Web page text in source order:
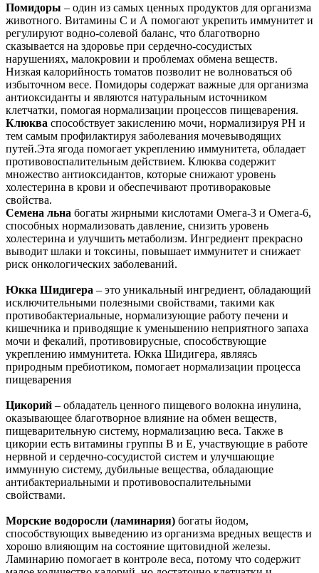
Помидоры – один из самых ценных продуктов для организма
животного. Витамины С и А помогают укрепить иммунитет и
регулируют водно-солевой баланс, что благотворно
сказывается на здоровье при сердечно-сосудистых
нарушениях, малокровии и проблемах обмена веществ.
Низкая калорийность томатов позволит не волноваться об
избыточном весе. Помидоры содержат важные для организма
антиоксиданты и являются натуральным источником
клетчатки, помогая нормализации процессов пищеварения.
Клюква способствует закислению мочи, нормализируя РН и
тем самым профилактируя заболевания мочевыводящих
путей.Эта ягода помогает укреплению иммунитета, обладает
противовоспалительным действием. Клюква содержит
множество антиоксидантов, которые снижают уровень
холестерина в крови и обеспечивают противораковые
свойства.
Семена льна богаты жирными кислотами Омега-3 и Омега-6,
способных нормализовать давление, снизить уровень
холестерина и улучшить метаболизм. Ингредиент прекрасно
выводит шлаки и токсины, повышает иммунитет и снижает
риск онкологических заболеваний.
Юкка Шидигера – это уникальный ингредиент, обладающий
исключительными полезными свойствами, такими как
противобактериальные, нормализующие работу печени и
кишечника и приводящие к уменьшению неприятного запаха
мочи и фекалий, противовирусные, способствующие
укреплению иммунитета. Юкка Шидигера, являясь
природным пребиотиком, помогает нормализации процесса
пищеварения
Цикорий – обладатель ценного пищевого волокна инулина,
оказывающее благотворное влияние на обмен веществ,
пищеварительную систему, нормализацию веса. Также в
цикории есть витамины группы В и Е, участвующие в работе
нервной и сердечно-сосудистой систем и улучшающие
иммунную систему, дубильные вещества, обладающие
антибактериальными и противовоспалительными
свойствами.
Морские водоросли (ламинария) богаты йодом,
способствующих выведению из организма вредных веществ и
хорошо влияющим на состояние щитовидной железы.
Ламинарию помогает в контроле веса, потому что содержит